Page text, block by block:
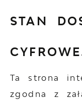
STAN
Ta strona
zgodna z